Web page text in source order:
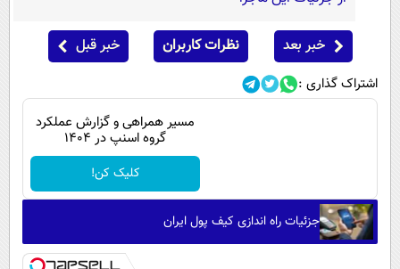
خبر بعد نظرات کاربران خبر قبل
اشتراک گذاری :
مسیر همراهی و گزارش عملکرد
گروه اسنپ در ۱۴۰۴
کلیک کن!
جزئیات راه اندازی کیف پول ایران